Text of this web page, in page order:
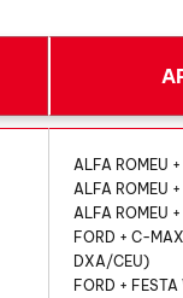
ALFA ROMEU
ALFA ROMEU
ALFA ROMEU
FORD + C-
DXA/CEU)
FORD +